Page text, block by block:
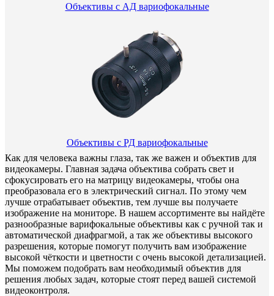
Объективы с АД вариофокальные
Объективы с РД вариофокальные
Как для человека важны глаза, так же важен и объектив для
видеокамеры. Главная задача объектива собрать свет и
сфокусировать его на матрицу видеокамеры, чтобы она
преобразовала его в электрический сигнал. По этому чем
лучше отрабатывает объектив, тем лучше вы получаете
изображение на мониторе. В нашем ассортименте вы найдёте
разнообразные варифокальные объективы как с ручной так и
автоматической диафрагмой, а так же объективы высокого
разрешения, которые помогут получить вам изображение
высокой чёткости и цветности с очень высокой детализацией.
Мы поможем подобрать вам необходимый объектив для
решения любых задач, которые стоят перед вашей системой
видеоконтроля.